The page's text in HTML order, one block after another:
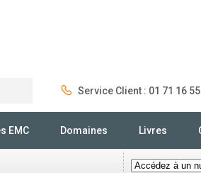
Service Client : 01 71 16
EMC Domaines Livres